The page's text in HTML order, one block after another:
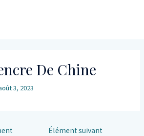
De Chine
3, 2023
Élément suivant